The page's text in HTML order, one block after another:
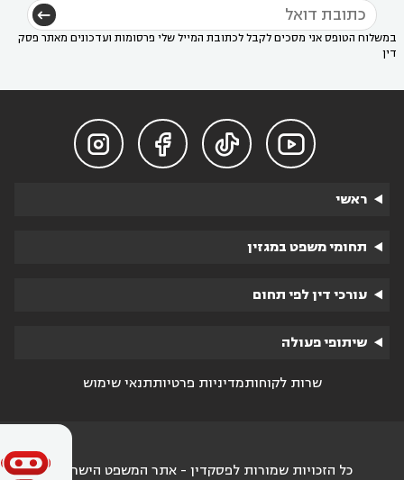
במשלוח הטופס אני מסכים לקבל לכתובת המייל שלי פרסומות ועדכונים מאתר פסק
דין




ראשי
תחומי משפט במגזין
עורכי דין לפי תחום
שיתופי פעולה
שרות לקוחותמדיניות פרטיותתנאי שימוש
כל הזכויות שמורות לפסקדין - אתר המשפט הישראלי